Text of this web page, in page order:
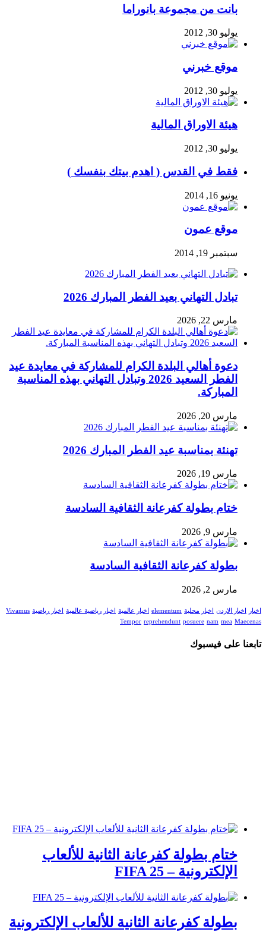
بانت من مجموعة بانوراما
يوليو 30, 2012
موقع خبرني
يوليو 30, 2012
هيئة الاوراق المالية
يوليو 30, 2012
فقط في القدس ( اهدم بيتك بنفسك )
يونيو 16, 2014
موقع عمون
سبتمبر 19, 2014
تبادل التهاني بعيد الفطر المبارك 2026
مارس 22, 2026
دعوة أهالي البلدة الكرام للمشاركة في معايدة عيد
الفطر السعيد 2026 وتبادل التهاني بهذه المناسبة
المباركة.
مارس 20, 2026
تهنئة بمناسبة عيد الفطر المبارك 2026
مارس 19, 2026
ختام بطولة كفرعانة الثقافية السادسة
مارس 9, 2026
بطولة كفرعانة الثقافية السادسة
مارس 2, 2026
اخبار اخبار الاردن اخبار محلية elementum اخبار عالمية اخبار رياضية عالمية اخبار رياضية Vivamus
Tempor reprehendunt posuere nam mea Maecenas
تابعنا على فيسبوك
ختام بطولة كفرعانة الثانية للألعاب
الإلكترونية – FIFA 25
بطولة كفرعانة الثانية للألعاب الإلكترونية